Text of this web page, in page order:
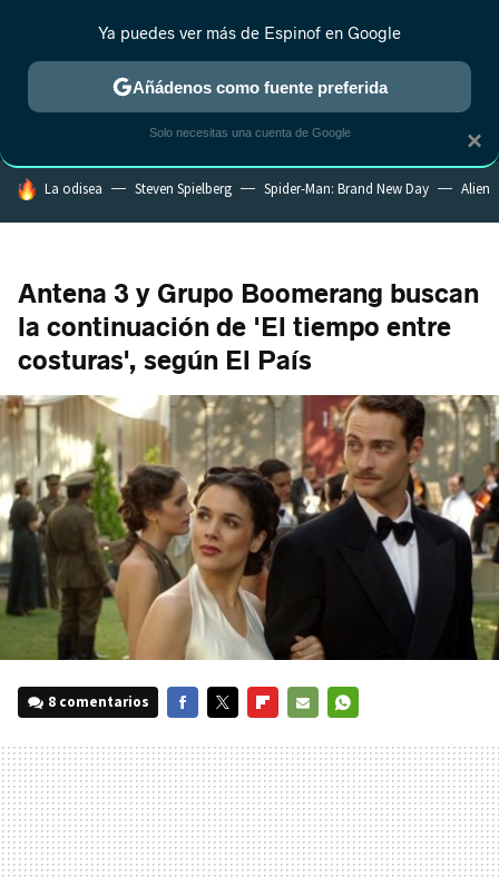
MENÚ NUEVO
ESTRENOS REALITY ANIME RANKINGS CINE
HOY SE HABLA DE
La odisea Steven Spielberg Spider-Man: Brand New Day Alien
Antena 3 y Grupo Boomerang buscan
la continuación de 'El tiempo entre
costuras', según El País
8 comentarios
MAIL
×
Ya puedes ver más de Espinof en Google
Añádenos como fuente preferida
Solo necesitas una cuenta de Google